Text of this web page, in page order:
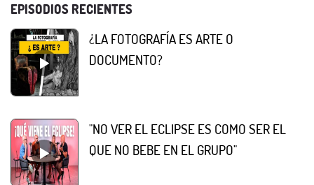
EPISODIOS RECIENTES
¿LA FOTOGRAFÍA ES ARTE O
DOCUMENTO?
"NO VER EL ECLIPSE ES COMO SER EL
QUE NO BEBE EN EL GRUPO"